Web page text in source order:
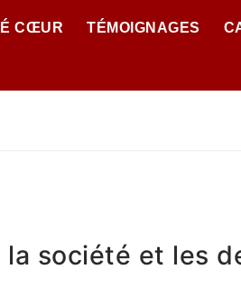
CŒUR TÉMOIGNAGES
société et les